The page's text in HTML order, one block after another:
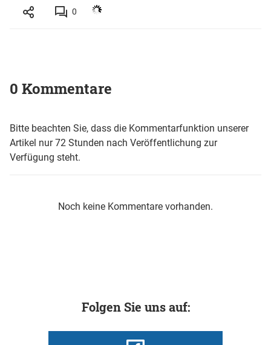
0
0 Kommentare
Bitte beachten Sie, dass die Kommentarfunktion unserer
Artikel nur 72 Stunden nach Veröffentlichung zur
Verfügung steht.
Noch keine Kommentare vorhanden.
Folgen Sie uns auf: